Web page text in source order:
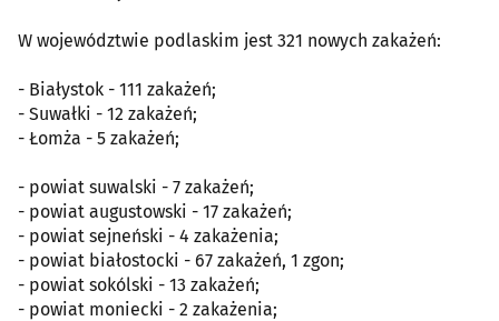
W województwie podlaskim jest 321 nowych zakażeń:
- Białystok - 111 zakażeń;
- Suwałki - 12 zakażeń;
- Łomża - 5 zakażeń;
- powiat suwalski - 7 zakażeń;
- powiat augustowski - 17 zakażeń;
- powiat sejneński - 4 zakażenia;
- powiat białostocki - 67 zakażeń, 1 zgon;
- powiat sokólski - 13 zakażeń;
- powiat moniecki - 2 zakażenia;